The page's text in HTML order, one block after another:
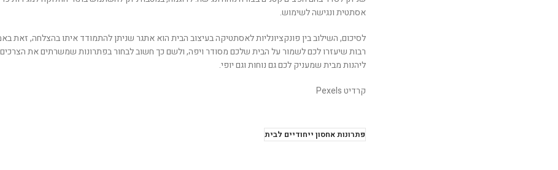
אסתטית ונגישה לשימוש.
לסיכום, השילוב בין פונקציונליות לאסתטיקה בעיצוב הבית הוא אתגר שניתן להתמודד איתו בהצלחה, זאת
רבות שיעזרו לכם לשמור על הבית שלכם מסודר ויפה, ולשם כך חשוב לבחור בפתרונות שמשרתים את הצרכים
ליהנות מבית שמעניק לכם גם נוחות וגם יופי.
קרדיט Pexels
פתרונות אחסון ייחודיים לבית